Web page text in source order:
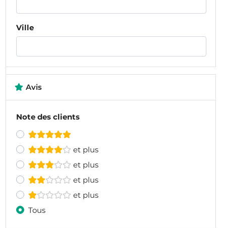
Ville
Avis
Note des clients
et plus
et plus
et plus
et plus
Tous